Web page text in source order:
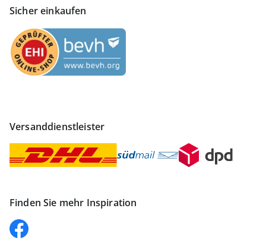
Sicher einkaufen
Versanddienstleister
Finden Sie mehr Inspiration